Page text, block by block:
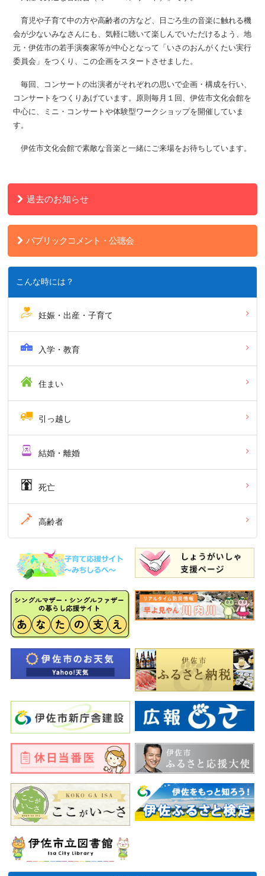
育児や子育て中の方や高齢者の方など、日ごろ生の音楽に触れる機
会が少ないみなさんにも、気軽に聴いて楽しんでいただけるよう、地
元・伊佐市の若手演奏家等が中心となって「いさのおんがくたい実行
委員会」をつくり、この企画をスタートさせました。
毎回、コンサートの出演者がそれぞれの思いで企画・構成を行い、
コンサートをつくりあげています。原則毎月１回、伊佐市文化会館を
中心に、ミニ・コンサートや体験型ワークショップを開催していま
す。
伊佐市文化会館で素敵な音楽と一緒にご来場をお待ちしています。
過去のお知らせ
パブリックコメント・公聴会
こんな時には？
妊娠・出産・子育て
入学・教育
住まい
引っ越し
結婚・離婚
死亡
高齢者